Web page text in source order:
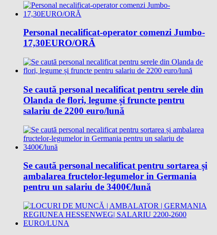
Personal necalificat-operator comenzi Jumbo-
17,30EURO/ORĂ
Se caută personal necalificat pentru serele din
Olanda de flori, legume și fruncte pentru
salariu de 2200 euro/lună
Se caută personal necalificat pentru sortarea și
ambalarea fructelor-legumelor in Germania
pentru un salariu de 3400€/lună